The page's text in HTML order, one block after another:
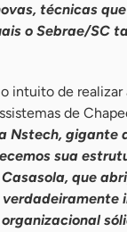
técnicas
o Sebrae/SC
intuito de
de
Nstech,
sua
que